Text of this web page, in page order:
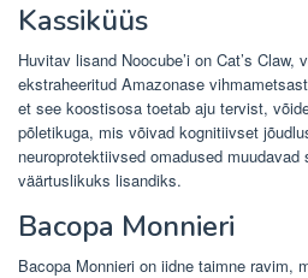
Kassiküüs
Huvitav lisand Noocube’i on Cat’s
ekstraheeritud Amazonase
et see koostisosa toetab aju tervist,
põletikuga, mis võivad kognitiivset
neuroprotektiivsed omadused
väärtuslikuks lisandiks.
Bacopa Monnieri
Bacopa Monnieri on iidne taimne ravim,